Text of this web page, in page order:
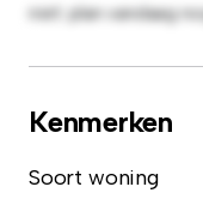
niet: plan vandaag
Kenmerken
Soort woning